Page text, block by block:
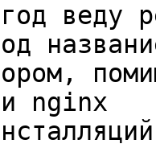
веду
nginx